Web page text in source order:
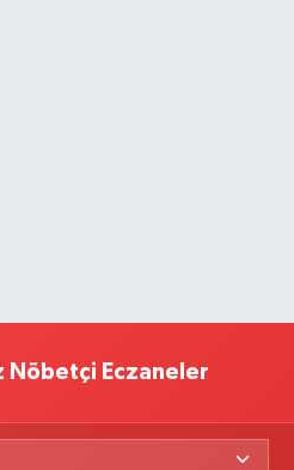
Nöbetçi Eczaneler